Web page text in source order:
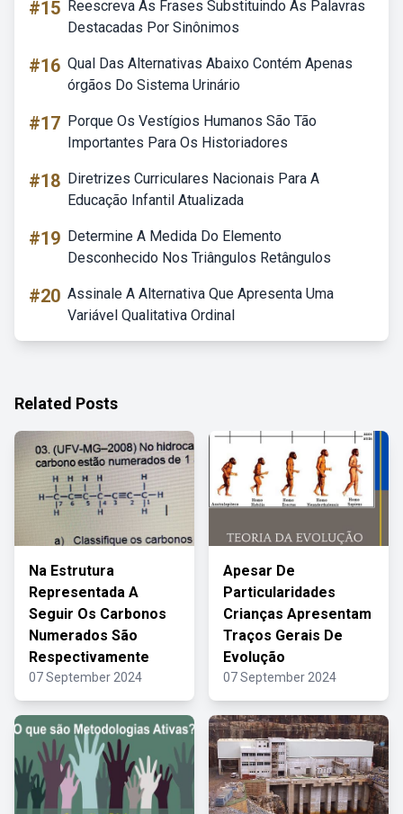
#15 Reescreva As Frases Substituindo As Palavras
Destacadas Por Sinônimos
#16 Qual Das Alternativas Abaixo Contém Apenas
órgãos Do Sistema Urinário
#17 Porque Os Vestígios Humanos São Tão
Importantes Para Os Historiadores
#18 Diretrizes Curriculares Nacionais Para A
Educação Infantil Atualizada
#19 Determine A Medida Do Elemento
Desconhecido Nos Triângulos Retângulos
#20 Assinale A Alternativa Que Apresenta Uma
Variável Qualitativa Ordinal
Related Posts
Na Estrutura
Representada A
Seguir Os Carbonos
Numerados São
Respectivamente
07 September 2024
Apesar De
Particularidades
Crianças Apresentam
Traços Gerais De
Evolução
07 September 2024